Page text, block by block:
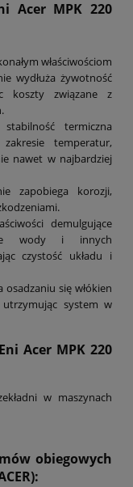
Acer MPK 220
właściwościom
wydłuża żywotność
koszty związane z
termiczna
temperatur,
nawet w najbardziej
zapobiega korozji,
demulgujące
wody i innych
czystość układu i
osadzaniu się włókien
system w
Acer MPK 220
w maszynach
obiegowych